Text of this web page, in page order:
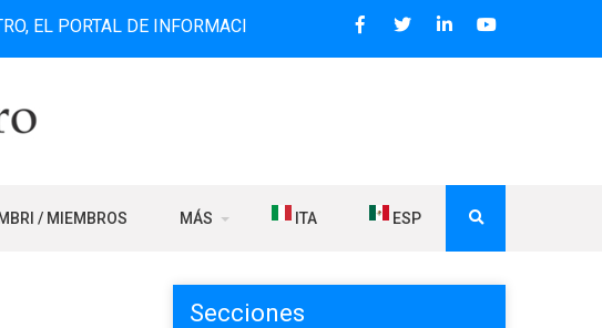
DE INFORMACIÓN BILINGÜE QUE DESDE 2006 DIFUNDE
/ MIEMBROS MÁS ITA ESP
Secciones